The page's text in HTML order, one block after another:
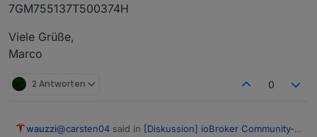
7GM755137T500374H
Viele Grüße,
Marco
2 Antworten 0
wauzzi@carsten04 said in [Diskussion] ioBroker Community-